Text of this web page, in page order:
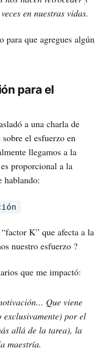
en nuestras vidas.
que agregues algún
para el
a una charla de
sobre el esfuerzo en
llegamos a la
proporcional a la
hablando:
K” que afecta a la
nuestro esfuerzo ?
que me impactó:
Que viene
por el
allá de la tarea), la
maestría.